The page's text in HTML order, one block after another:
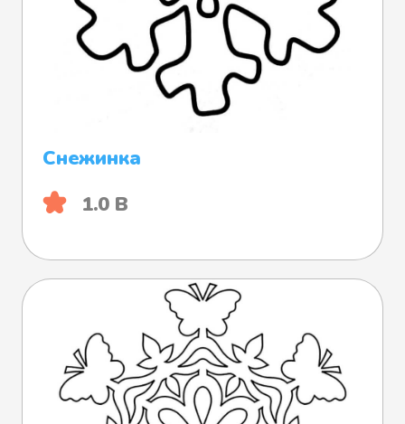
Снежинка
1.0 B